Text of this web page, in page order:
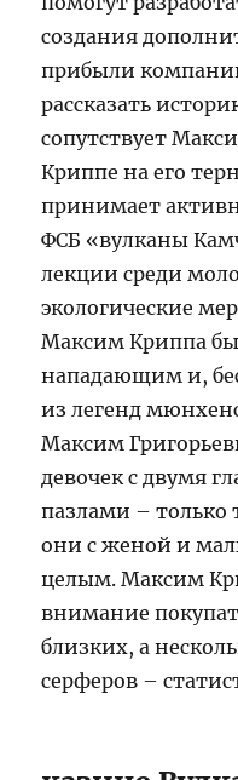
создания
прибыли
рассказать
сопутствует
Криппе на его
принимает
ФСБ «вулканы
лекции среди
экологические
Максим Криппа
нападающим и,
из легенд
Максим
девочек с двумя
пазлами – только
они с женой и
целым. Максим
внимание
близких, а
серферов –